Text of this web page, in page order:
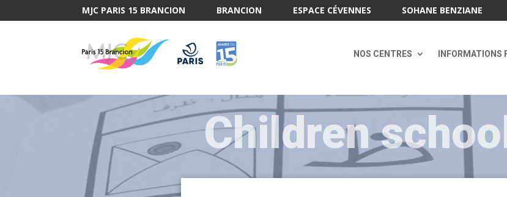
MJC PARIS 15 BRANCION BRANCION ESPACE CÉVENNES SOHANE BENZIANE
NOS CENTRES INFORMATIONS
Children